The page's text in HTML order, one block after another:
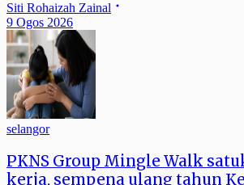
Siti Rohaizah Zainal
9 Ogos 2026
selangor
PKNS Group Mingle Walk
kerja, sempena ulang tahun